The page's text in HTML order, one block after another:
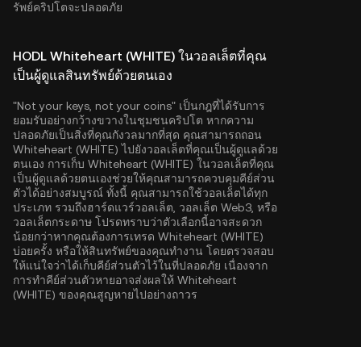
รัพย์คริปโตจะปลอดภัย
HODL Whiteheart (WHITE) ในวอลเล็ตที่คุณ
เป็นผู้ดูแลสินทรัพย์ด้วยตนเอง
"Not your keys, not your coins" เป็นกฎที่ได้รับการ
ยอมรับอย่างกว้างขวางในชุมชนคริปโต หากความ
ปลอดภัยเป็นสิ่งที่คุณกังวลมากที่สุด คุณสามารถถอน
Whiteheart (WHITE) ไปยังวอลเล็ตที่คุณเป็นผู้ดูแลด้วย
ตนเอง การเก็บ Whiteheart (WHITE) ในวอลเล็ตที่คุณ
เป็นผู้ดูแลด้วยตนเองช่วยให้คุณสามารถควบคุมคีย์ส่วน
ตัวได้อย่างสมบูรณ์ ทั้งนี้ คุณสามารถใช้วอลเล็ตได้ทุก
ประเภท รวมถึงฮาร์ดแวร์วอลเล็ต, วอลเล็ต Web3, หรือ
วอลเล็ตกระดาษ โปรดทราบว่าตัวเลือกนี้อาจสะดวก
น้อยกว่าหากคุณต้องการเทรด Whiteheart (WHITE)
บ่อยครั้ง หรือให้สินทรัพย์ของคุณทำงาน โดยตรวจสอบ
ให้แน่ใจว่าได้เก็บคีย์ส่วนตัวไว้ในที่ปลอดภัย เนื่องจาก
การทำคีย์ส่วนตัวหายอาจส่งผลให้ Whiteheart
(WHITE) ของคุณสูญหายไปอย่างถาวร